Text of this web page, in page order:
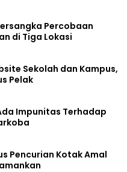
Percobaan
di Tiga Lokasi
Sekolah dan Kampus,
Pelak
Impunitas Terhadap
Pencurian Kotak Amal